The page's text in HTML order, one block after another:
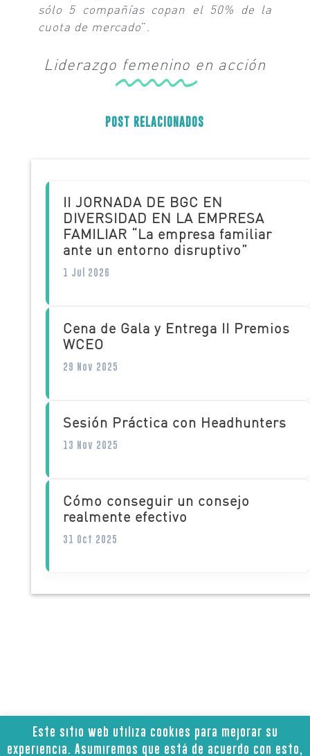
sólo 5 compañías copan el 50% de la
cuota de mercado”.
Liderazgo femenino en acción
POST RELACIONADOS
II JORNADA DE BGC EN
DIVERSIDAD EN LA EMPRESA
FAMILIAR “La empresa familiar
ante un entorno disruptivo”
1 Jul 2026
Cena de Gala y Entrega II Premios
WCEO
29 Nov 2025
Sesión Práctica con Headhunters
13 Nov 2025
Cómo conseguir un consejo
realmente efectivo
31 Oct 2025
Aviso legal | Política de privacidad |
Este sitio web utiliza cookies para mejorar su
experiencia. Asumiremos que está de acuerdo con esto,